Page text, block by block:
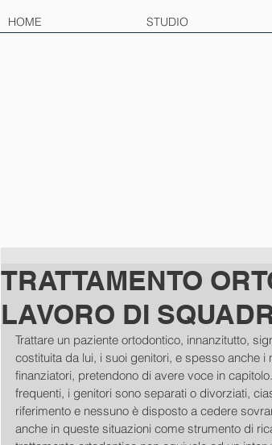
HOME STUDIO
TRATTAMENTO
LAVORO DI
Trattare un paziente ortodontico, innanzitutto,
costituita da lui, i suoi genitori, e spesso anche i
finanziatori, pretendono di avere voce in
frequenti, i genitori sono separati o divorziati,
riferimento e nessuno è disposto a cedere
anche in queste situazioni come strumento di